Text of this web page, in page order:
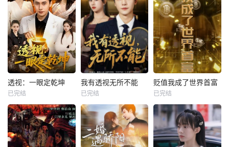
透视：一眼定乾坤
已完结
我有透视无所不能
已完结
贬值我成了世界首富
已完结